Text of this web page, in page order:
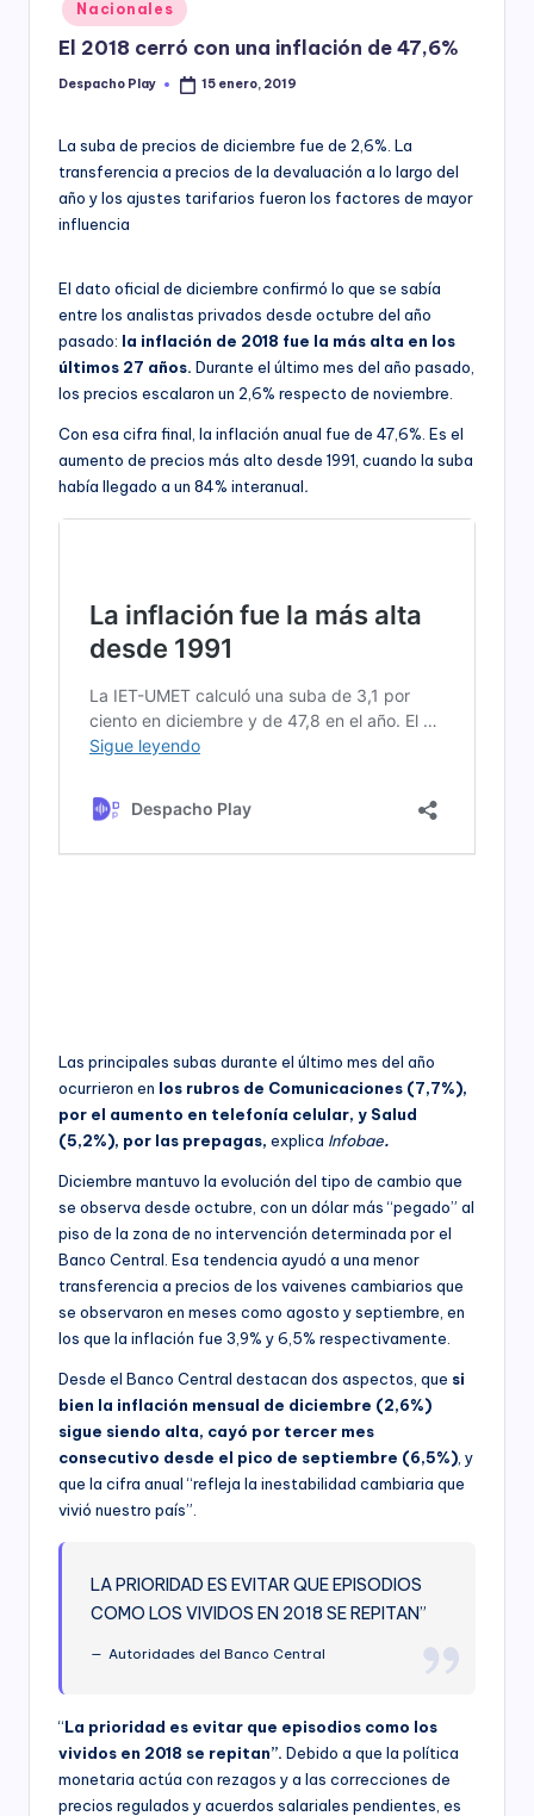
y
in
Nacionales
El 2018 cerró con una inflación de 47,6%
Posted
Despacho Play 15 enero, 2019
La suba de precios de diciembre fue de 2,6%. La
transferencia a precios de la devaluación a lo largo del
año y los ajustes tarifarios fueron los factores de mayor
influencia
El dato oficial de diciembre confirmó lo que se sabía
entre los analistas privados desde octubre del año
pasado: la inflación de 2018 fue la más alta en los
últimos 27 años. Durante el último mes del año pasado,
los precios escalaron un 2,6% respecto de noviembre.
Con esa cifra final, la inflación anual fue de 47,6%. Es el
aumento de precios más alto desde 1991, cuando la suba
había llegado a un 84% interanual.
Las principales subas durante el último mes del año
ocurrieron en los rubros de Comunicaciones (7,7%),
por el aumento en telefonía celular, y Salud
(5,2%), por las prepagas, explica Infobae.
Diciembre mantuvo la evolución del tipo de cambio que
se observa desde octubre, con un dólar más “pegado” al
piso de la zona de no intervención determinada por el
Banco Central. Esa tendencia ayudó a una menor
transferencia a precios de los vaivenes cambiarios que
se observaron en meses como agosto y septiembre, en
los que la inflación fue 3,9% y 6,5% respectivamente.
Desde el Banco Central destacan dos aspectos, que si
bien la inflación mensual de diciembre (2,6%)
sigue siendo alta, cayó por tercer mes
consecutivo desde el pico de septiembre (6,5%) , y
que la cifra anual “refleja la inestabilidad cambiaria que
vivió nuestro país”.
LA PRIORIDAD ES EVITAR QUE EPISODIOS
COMO LOS VIVIDOS EN 2018 SE REPITAN”
Autoridades del Banco Central
“La prioridad es evitar que episodios como los
vividos en 2018 se repitan”. Debido a que la política
monetaria actúa con rezagos y a las correcciones de
precios regulados y acuerdos salariales pendientes, es